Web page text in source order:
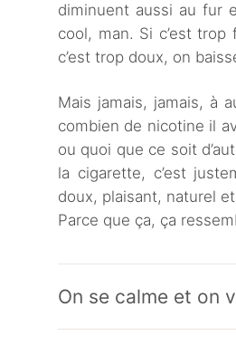
diminuent aussi au fur
cool, man. Si c’est
c’est trop doux, on
Mais jamais, jamais, à
combien de nicotine il
ou quoi que ce soit
la cigarette, c’est
doux, plaisant, naturel
Parce que ça, ça
On se calme et on